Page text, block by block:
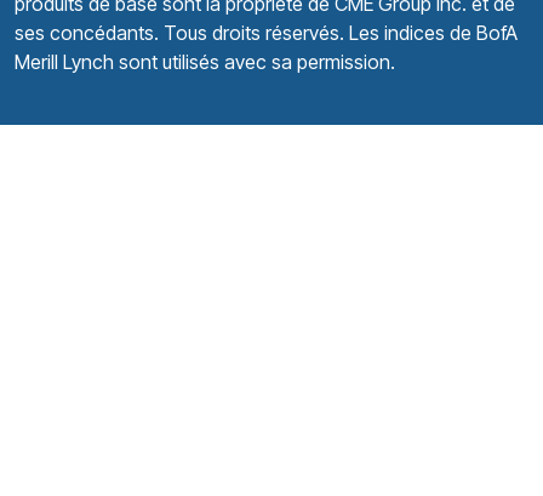
ses concédants. Tous droits réservés. Les indices de BofA
Merill Lynch sont utilisés avec sa permission.